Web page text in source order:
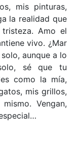
mis pinturas,
la realidad que
Amo el
vivo. ¿Mar
aunque a lo
sé que tu
como la mía,
mis grillos,
Vengan,